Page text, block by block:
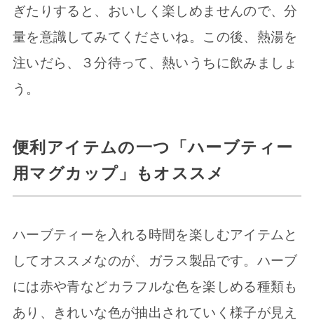
ぎたりすると、おいしく楽しめませんので、分
量を意識してみてくださいね。この後、熱湯を
注いだら、３分待って、熱いうちに飲みましょ
う。
便利アイテムの一つ「ハーブティー
用マグカップ」もオススメ
ハーブティーを入れる時間を楽しむアイテムと
してオススメなのが、ガラス製品です。ハーブ
には赤や青などカラフルな色を楽しめる種類も
あり、きれいな色が抽出されていく様子が見え